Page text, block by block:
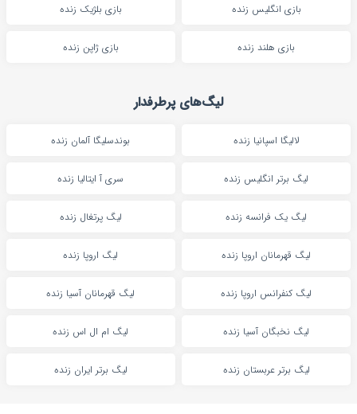
بازی انگلیس زنده بازی بلژیک زنده
بازی هلند زنده بازی ژاپن زنده
لیگ‌های پرطرفدار
لالیگا اسپانیا زنده بوندسلیگا آلمان زنده
لیگ برتر انگلیس زنده سری آ ایتالیا زنده
لیگ یک فرانسه زنده لیگ پرتغال زنده
لیگ قهرمانان اروپا زنده لیگ اروپا زنده
لیگ کنفرانس اروپا زنده لیگ قهرمانان آسیا زنده
لیگ نخبگان آسیا زنده لیگ ام ال اس زنده
لیگ برتر عربستان زنده لیگ برتر ایران زنده